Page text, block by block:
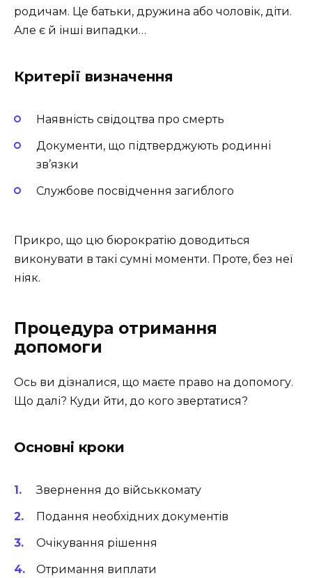
родичам. Це батьки, дружина або чоловік, діти.
Але є й інші випадки…
Критерії визначення
Наявність свідоцтва про смерть
Документи, що підтверджують родинні
зв’язки
Службове посвідчення загиблого
Прикро, що цю бюрократію доводиться
виконувати в такі сумні моменти. Проте, без неї
ніяк.
Процедура отримання
допомоги
Ось ви дізналися, що маєте право на допомогу.
Що далі? Куди йти, до кого звертатися?
Основні кроки
Звернення до військкомату
Подання необхідних документів
Очікування рішення
Отримання виплати